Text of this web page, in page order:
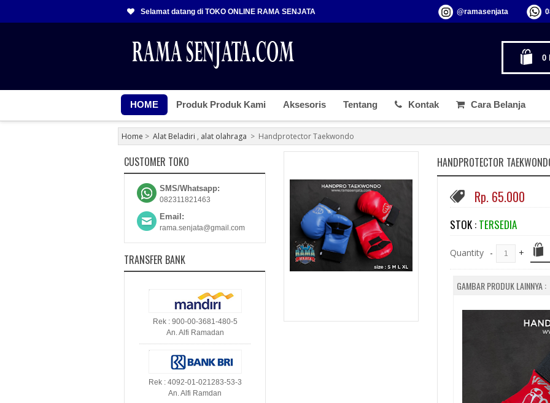
Selamat datang di TOKO ONLINE RAMA SENJATA @ramasenjata
0
HOME Produk Produk Kami Aksesoris Tentang Kontak Cara Belanja
Home > Alat Beladiri , alat olahraga > Handprotector Taekwondo
HANDPROTECTOR
Rp. 65.000
STOK : TERSEDIA
Quantity - +
GAMBAR PRODUK LAINNYA :
CUSTOMER TOKO
SMS/Whatsapp:
082311821463
Email:
rama.senjata@gmail.com
TRANSFER BANK
Rek : 900-00-3681-480-5
An. Alfi Ramadan
Rek : 4092-01-021283-53-3
An. Alfi Ramdan